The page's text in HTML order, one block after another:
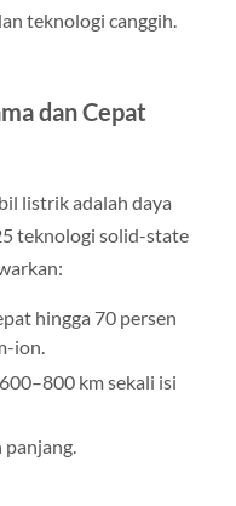
teknologi canggih.
dan Cepat
listrik adalah daya
teknologi solid-state
hingga 70 persen
ion.
km sekali isi